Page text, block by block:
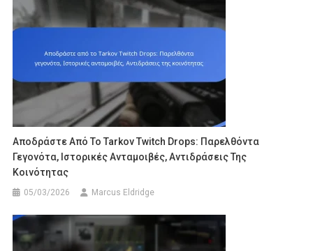
Αποδράστε Από Το Tarkov Twitch Drops: Παρελθόντα
Γεγονότα, Ιστορικές Ανταμοιβές, Αντιδράσεις Της
Κοινότητας
05/03/2026 Marcus Eldridge